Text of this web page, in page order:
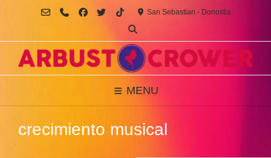
contenido
San Sebastian - Donostia
MENU
crecimiento musical